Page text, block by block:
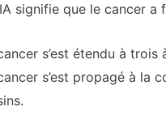
signifie que le cancer a
s’est étendu à
s’est propagé à la